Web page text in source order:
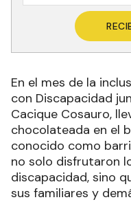
En el mes de la
con Discapacidad
Cacique Cosauro,
chocolateada en el
conocido como
no solo disfrutaron
discapacidad, sino
sus familiares y